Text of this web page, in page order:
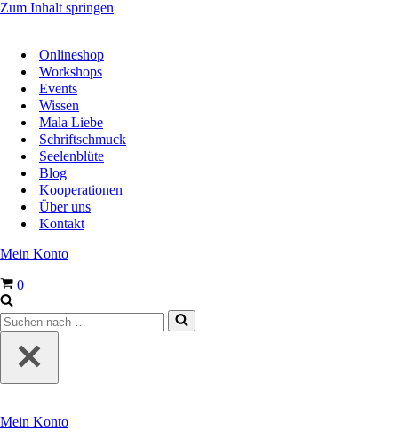
Zum Inhalt springen
Onlineshop
Workshops
Events
Wissen
Mala Liebe
Schriftschmuck
Seelenblüte
Blog
Kooperationen
Über uns
Kontakt
Mein Konto
Warenkorb
0
Suchen
nach …
Mein Konto